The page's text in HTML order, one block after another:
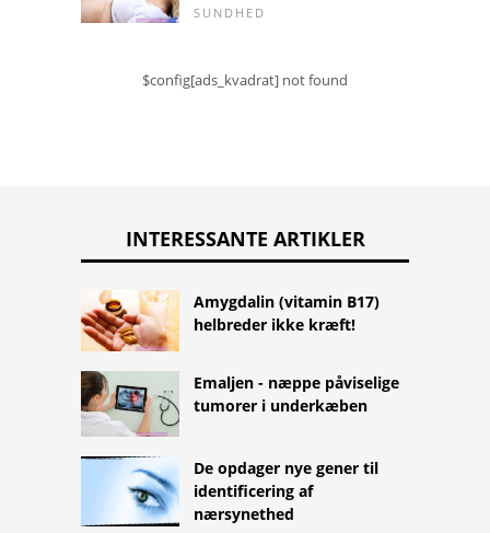
SUNDHED
$config[ads_kvadrat] not found
INTERESSANTE ARTIKLER
Amygdalin (vitamin B17)
helbreder ikke kræft!
Emaljen - næppe påviselige
tumorer i underkæben
De opdager nye gener til
identificering af
nærsynethed